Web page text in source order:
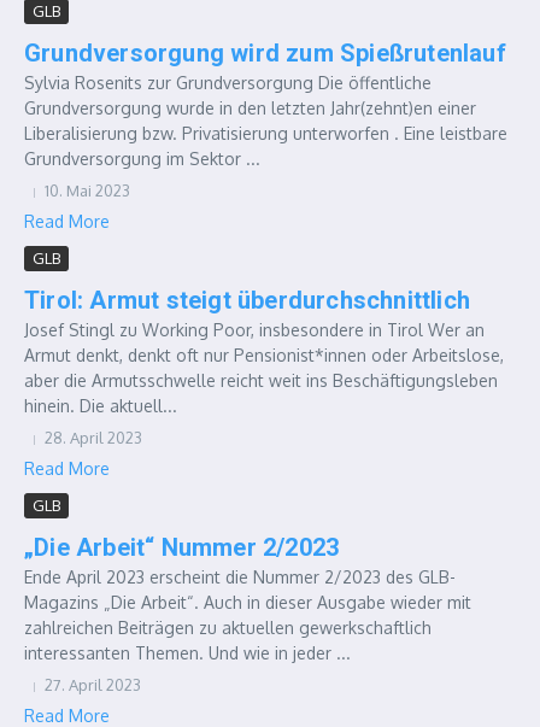
GLB
Grundversorgung wird zum Spießrutenlauf
Sylvia Rosenits zur Grundversorgung Die öffentliche
Grundversorgung wurde in den letzten Jahr(zehnt)en einer
Liberalisierung bzw. Privatisierung unterworfen . Eine leistbare
Grundversorgung im Sektor ...
10. Mai 2023
Read More
GLB
Tirol: Armut steigt überdurchschnittlich
Josef Stingl zu Working Poor, insbesondere in Tirol Wer an
Armut denkt, denkt oft nur Pensionist*innen oder Arbeitslose,
aber die Armutsschwelle reicht weit ins Beschäftigungsleben
hinein. Die aktuell...
28. April 2023
Read More
GLB
„Die Arbeit“ Nummer 2/2023
Ende April 2023 erscheint die Nummer 2/2023 des GLB-
Magazins „Die Arbeit“. Auch in dieser Ausgabe wieder mit
zahlreichen Beiträgen zu aktuellen gewerkschaftlich
interessanten Themen. Und wie in jeder ...
27. April 2023
Read More